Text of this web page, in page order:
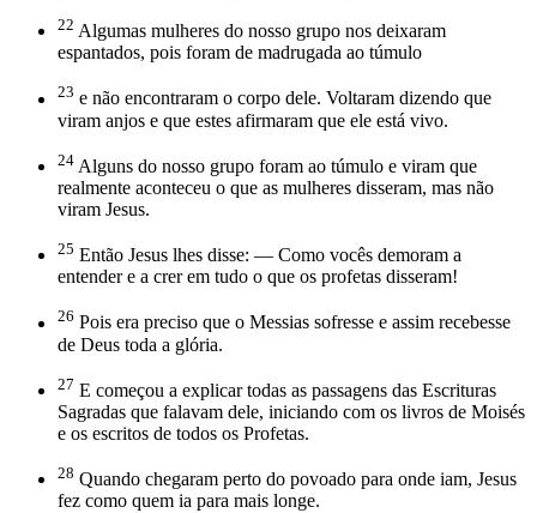
22 Algumas mulheres do nosso grupo nos deixaram
espantados, pois foram de madrugada ao túmulo
23 e não encontraram o corpo dele. Voltaram dizendo que
viram anjos e que estes afirmaram que ele está vivo.
24 Alguns do nosso grupo foram ao túmulo e viram que
realmente aconteceu o que as mulheres disseram, mas não
viram Jesus.
25 Então Jesus lhes disse: — Como vocês demoram a
entender e a crer em tudo o que os profetas disseram!
26 Pois era preciso que o Messias sofresse e assim recebesse
de Deus toda a glória.
27 E começou a explicar todas as passagens das Escrituras
Sagradas que falavam dele, iniciando com os livros de Moisés
e os escritos de todos os Profetas.
28 Quando chegaram perto do povoado para onde iam, Jesus
fez como quem ia para mais longe.